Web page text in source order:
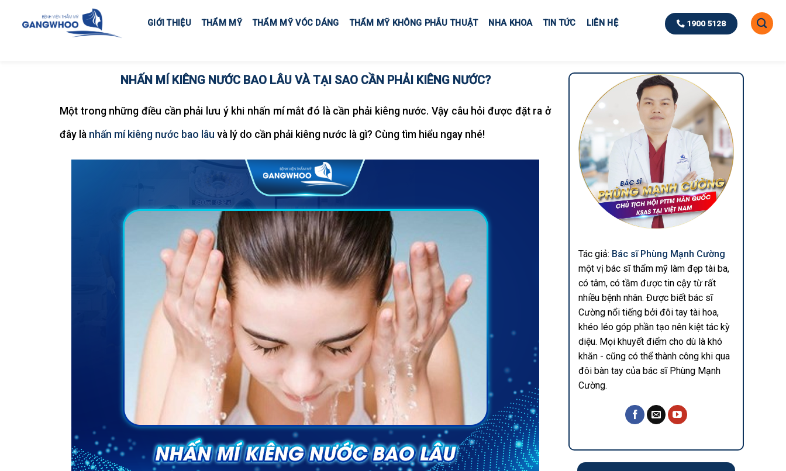
GIỚI THIỆU THẨM MỸ THẨM MỸ VÓC DÁNG THẨM MỸ KHÔNG PHẪU THUẬT NHA KHOA TIN TỨC LIÊN HỆ 1900 5128
NHẤN MÍ KIÊNG NƯỚC BAO LÂU VÀ TẠI SAO CẦN PHẢI KIÊNG NƯỚC?
Một trong những điều cần phải lưu ý khi nhấn mí mắt đó là cần phải kiêng nước. Vậy câu hỏi được đặt ra ở
đây là nhấn mí kiêng nước bao lâu và lý do cần phải kiêng nước là gì? Cùng tìm hiểu ngay nhé!
Tác giả: Bác sĩ Phùng Mạnh Cường
một vị bác sĩ thẩm mỹ làm đẹp tài ba,
có tâm, có tầm được tin cậy từ rất
nhiều bệnh nhân. Được biết bác sĩ
Cường nổi tiếng bởi đôi tay tài hoa,
khéo léo góp phần tạo nên kiệt tác kỳ
diệu. Mọi khuyết điểm cho dù là khó
khăn - cũng có thể thành công khi qua
đôi bàn tay của bác sĩ Phùng Mạnh
Cường.